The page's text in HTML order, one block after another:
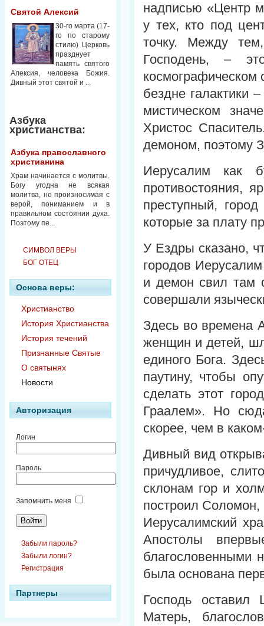
Святой Алексий
30-го марта (17-
го по старому
стилю) Церковь
празднует
память святого
Алексия, человека Божия.
Дивный этот святой и ...
Азбука
христианства:
Азбука православного
христианина
Храм начинается с молитвы.
Богу угодна не всякая
молитва, но произносимая с
верой, пониманием и в
правильном состоянии духа.
Поэтому пе...
СИМВОЛ ВЕРЫ
БОГ ОТЕЦ
Основа веры:
Христианство
История Христианства
История течений
Признанные Святые
О святынях
Новости
Авторизация
Логин
Пароль
Запомнить меня
Забыли пароль?
Забыли логин?
Регистрация
Партнеры
надписью «Центр
у тех, кто под
точку. Между
Господень, –
бездне галактики
мистическом
Христос
демоном, поэтому
Иерусалим как
противостояния,
преступный,
которые за плату
У Ездры сказано,
городов
и демон свил там
совершали
Здесь во времена
женщин и детей,
единого Бога.
паутину, чтобы
сделать этот
Граалем». Но
скорее, чем в
Дивный вид
причудливое,
склонам гор и
построил
Иерусалимский
Апостолы
благословенными
была основана
Господь
Матерь,